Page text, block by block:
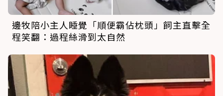
邊牧陪小主人睡覺「順便霸佔枕頭」飼主直擊全
程笑翻：過程絲滑到太自然